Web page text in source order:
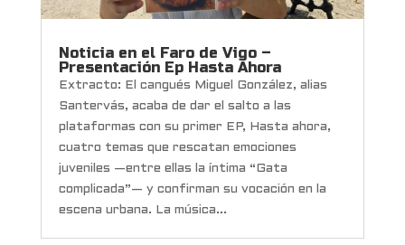
Noticia en el Faro de Vigo –
Presentación Ep Hasta Ahora
Extracto: El cangués Miguel González, alias
Santervás, acaba de dar el salto a las
plataformas con su primer EP, Hasta ahora,
cuatro temas que rescatan emociones
juveniles —entre ellas la íntima “Gata
complicada”— y confirman su vocación en la
escena urbana. La música...